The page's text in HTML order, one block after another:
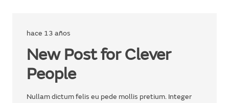
hace 13 años
New Post for Clever
People
Nullam dictum felis eu pede mollis pretium. Integer